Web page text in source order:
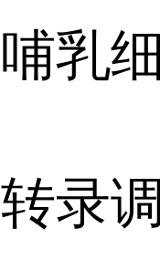
哺乳
转录